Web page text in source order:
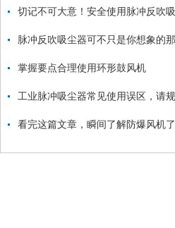
掌握要点合理使用环形鼓风机
看完这篇文章，瞬间了解防爆风机了